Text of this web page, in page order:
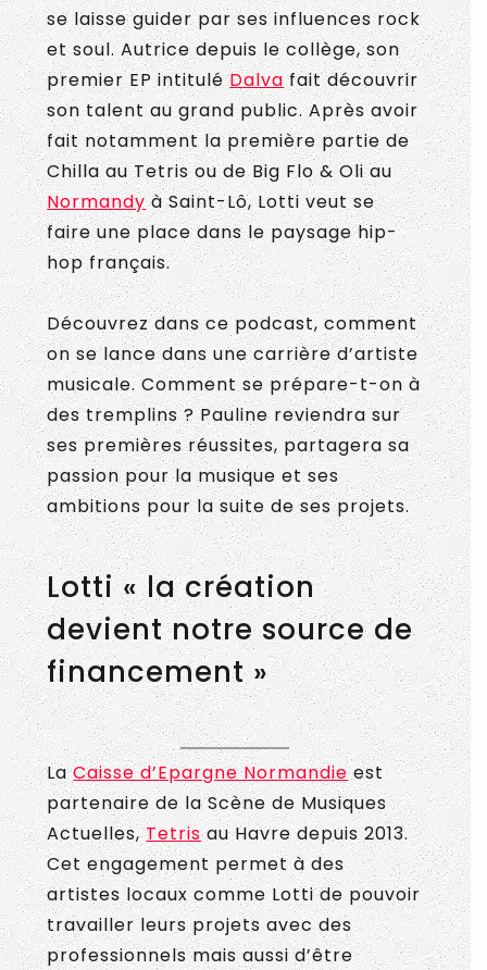
se laisse guider par ses influences rock
et soul. Autrice depuis le collège, son
premier EP intituléDalvafait découvrir
son talent au grand public. Après avoir
fait notamment la première partie de
Chilla au Tetris ou de Big Flo & Oli au
Normandyà Saint-Lô, Lotti veut se
faire une place dans le paysage hip-
hop français.
Découvrez dans ce podcast, comment
on se lance dans une carrière d’artiste
musicale. Comment se prépare-t-on à
des tremplins ? Pauline reviendra sur
ses premières réussites, partagera sa
passion pour la musique et ses
ambitions pour la suite de ses projets.
Lotti « la création
devient notre source de
financement »
LaCaisse d’Epargne Normandieest
partenaire de la Scène de Musiques
Actuelles,Tetrisau Havre depuis 2013.
Cet engagement permet à des
artistes locaux comme Lotti de pouvoir
travailler leurs projets avec des
professionnels mais aussi d’être